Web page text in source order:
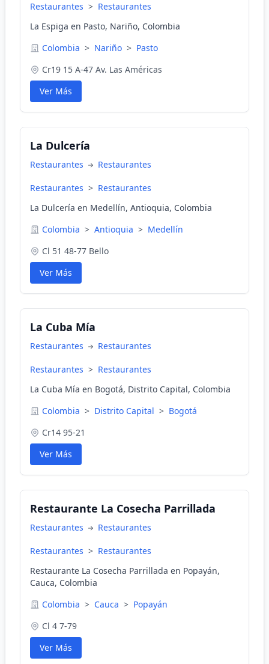
Restaurantes > Restaurantes
La Espiga en Pasto, Nariño, Colombia
Colombia > Nariño > Pasto
Cr19 15 A-47 Av. Las Américas
Ver Más
La Dulcería
Restaurantes Restaurantes
Restaurantes > Restaurantes
La Dulcería en Medellín, Antioquia, Colombia
Colombia > Antioquia > Medellín
Cl 51 48-77 Bello
Ver Más
La Cuba Mía
Restaurantes Restaurantes
Restaurantes > Restaurantes
La Cuba Mía en Bogotá, Distrito Capital, Colombia
Colombia > Distrito Capital > Bogotá
Cr14 95-21
Ver Más
Restaurante La Cosecha Parrillada
Restaurantes Restaurantes
Restaurantes > Restaurantes
Restaurante La Cosecha Parrillada en Popayán,
Cauca, Colombia
Colombia > Cauca > Popayán
Cl 4 7-79
Ver Más